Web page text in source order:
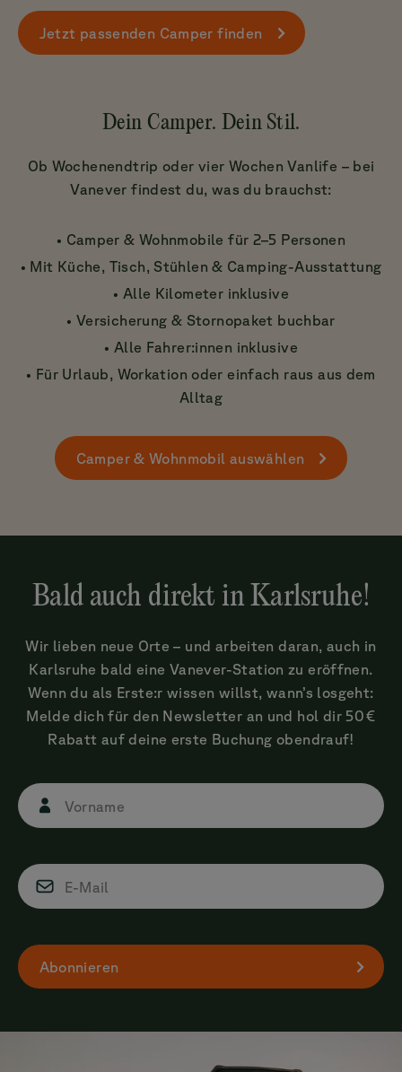
Jetzt passenden Camper finden
Dein Camper. Dein Stil.
Ob Wochenendtrip oder vier Wochen Vanlife – bei
Vanever findest du, was du brauchst:
• Camper & Wohnmobile für 2–5 Personen
• Mit Küche, Tisch, Stühlen & Camping-Ausstattung
• Alle Kilometer inklusive
• Versicherung & Stornopaket buchbar
• Alle Fahrer:innen inklusive
• Für Urlaub, Workation oder einfach raus aus dem
Alltag
Camper & Wohnmobil auswählen
Bald auch direkt in Karlsruhe!
Wir lieben neue Orte – und arbeiten daran, auch in
Karlsruhe bald eine Vanever-Station zu eröffnen.
Wenn du als Erste:r wissen willst, wann’s losgeht:
Melde dich für den Newsletter an und hol dir 50 €
Rabatt auf deine erste Buchung obendrauf!
Vorname
E-Mail
Abonnieren